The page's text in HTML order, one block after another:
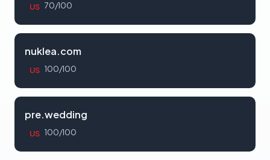
US 70/100
nuklea.com
US 100/100
pre.wedding
US 100/100